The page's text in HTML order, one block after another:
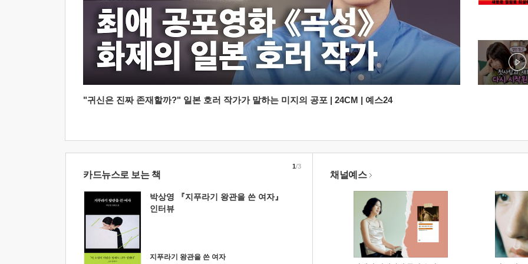
"귀신은 진짜 존재할까?" 일본 호러 작가가 말하는 미지의 공포 | 24CM | 예스24
카드뉴스로 보는 책
박상영 『지푸라기 왕관을 쓴 여자』
인터뷰
지푸라기 왕관을 쓴 여자
1/3
채널예스